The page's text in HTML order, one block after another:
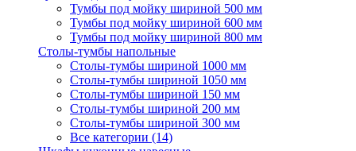
Тумбы под мойку шириной 500 мм
Тумбы под мойку шириной 600 мм
Тумбы под мойку шириной 800 мм
Столы-тумбы напольные
Столы-тумбы шириной 1000 мм
Столы-тумбы шириной 1050 мм
Столы-тумбы шириной 150 мм
Столы-тумбы шириной 200 мм
Столы-тумбы шириной 300 мм
Все категории (14)